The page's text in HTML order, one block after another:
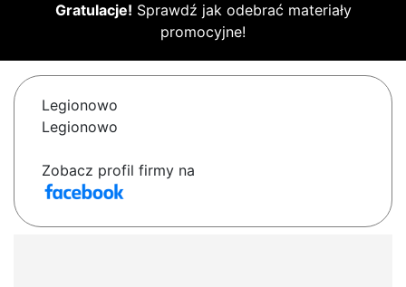
Gratulacje! Sprawdź jak odebrać materiały
promocyjne!
Legionowo
Legionowo
Zobacz profil firmy na